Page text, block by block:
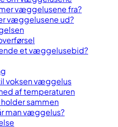
væggelusene fra?
væggelusene ud?
et væggelusebid?
voksen væggelus
af temperaturen
sammen
man væggelus?